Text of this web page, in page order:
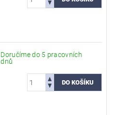
Doručíme do 5 pracovních
dnů